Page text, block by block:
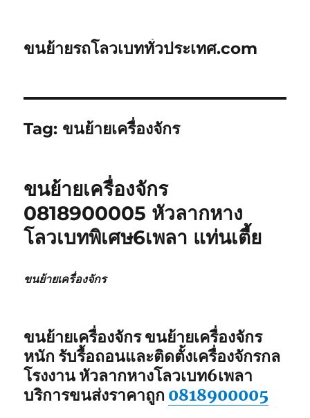
ขนย้ายรถโลวเบททั่วประเทศ.com
Tag: ขนย้ายเครื่องจักร
ขนย้ายเครื่องจักร
0818900005 หัวลากหาง
โลวเบทพิเศษ6เพลา แท่นเตี้ย
ขนย้ายเครื่องจักร
ขนย้ายเครื่องจักร ขนย้ายเครื่องจักร
หนัก รับรื้อถอนและติดตั้งเครื่องจักรกล
โรงงาน หัวลากหางโลวเบท6เพลา
บริการขนส่งราคาถูก 0818900005